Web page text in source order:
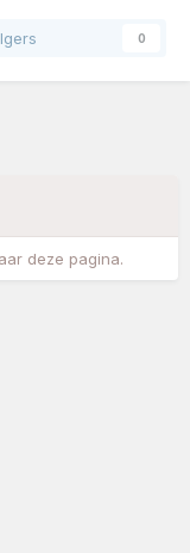
0
deze pagina.